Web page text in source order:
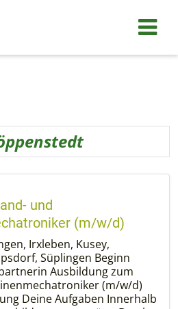
und
(m/w/d)
Irxleben, Kusey,
Süplingen Beginn
Ausbildung zum
(m/w/d)
Deine Aufgaben Innerhalb